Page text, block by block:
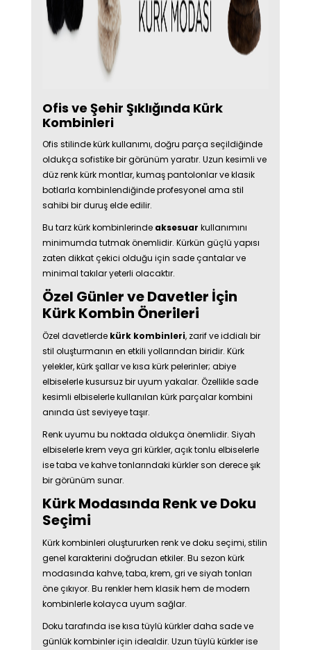
Ofis ve Şehir Şıklığında Kürk
Kombinleri
Ofis stilinde kürk kullanımı, doğru parça seçildiğinde
oldukça sofistike bir görünüm yaratır. Uzun kesimli ve
düz renk kürk montlar, kumaş pantolonlar ve klasik
botlarla kombinlendiğinde profesyonel ama stil
sahibi bir duruş elde edilir.
Bu tarz kürk kombinlerinde aksesuar kullanımını
minimumda tutmak önemlidir. Kürkün güçlü yapısı
zaten dikkat çekici olduğu için sade çantalar ve
minimal takılar yeterli olacaktır.
Özel Günler ve Davetler İçin
Kürk Kombin Önerileri
Özel davetlerde kürk kombinleri, zarif ve iddialı bir
stil oluşturmanın en etkili yollarından biridir. Kürk
yelekler, kürk şallar ve kısa kürk pelerinler; abiye
elbiselerle kusursuz bir uyum yakalar. Özellikle sade
kesimli elbiselerle kullanılan kürk parçalar kombini
anında üst seviyeye taşır.
Renk uyumu bu noktada oldukça önemlidir. Siyah
elbiselerle krem veya gri kürkler, açık tonlu elbiselerle
ise taba ve kahve tonlarındaki kürkler son derece şık
bir görünüm sunar.
Kürk Modasında Renk ve Doku
Seçimi
Kürk kombinleri oluştururken renk ve doku seçimi, stilin
genel karakterini doğrudan etkiler. Bu sezon kürk
modasında kahve, taba, krem, gri ve siyah tonları
öne çıkıyor. Bu renkler hem klasik hem de modern
kombinlerle kolayca uyum sağlar.
Doku tarafında ise kısa tüylü kürkler daha sade ve
günlük kombinler için idealdir. Uzun tüylü kürkler ise